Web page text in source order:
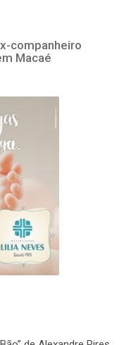
companheiro
Macaé